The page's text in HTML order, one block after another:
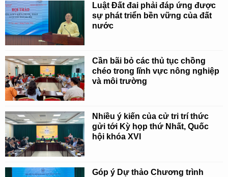
Luật Đất đai phải đáp ứng được
sự phát triển bền vững của đất
nước
Cần bãi bỏ các thủ tục chồng
chéo trong lĩnh vực nông nghiệp
và môi trường
Nhiều ý kiến của cử tri trí thức
gửi tới Kỳ họp thứ Nhất, Quốc
hội khóa XVI
Góp ý Dự thảo Chương trình